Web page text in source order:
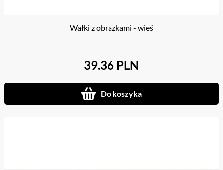
Wałki z obrazkami - wieś
39.36 PLN
Do koszyka